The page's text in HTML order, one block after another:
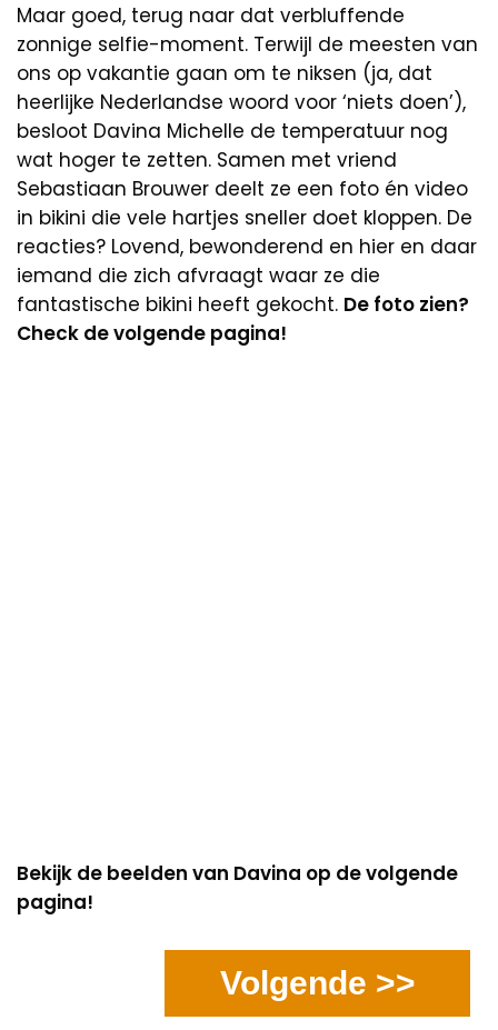
Maar goed, terug naar dat verbluffende
zonnige selfie-moment. Terwijl de meesten van
ons op vakantie gaan om te niksen (ja, dat
heerlijke Nederlandse woord voor ‘niets doen’),
besloot Davina Michelle de temperatuur nog
wat hoger te zetten. Samen met vriend
Sebastiaan Brouwer deelt ze een foto én video
in bikini die vele hartjes sneller doet kloppen. De
reacties? Lovend, bewonderend en hier en daar
iemand die zich afvraagt waar ze die
fantastische bikini heeft gekocht. De foto zien?
Check de volgende pagina!
Bekijk de beelden van Davina op de volgende
pagina!
Volgende >>